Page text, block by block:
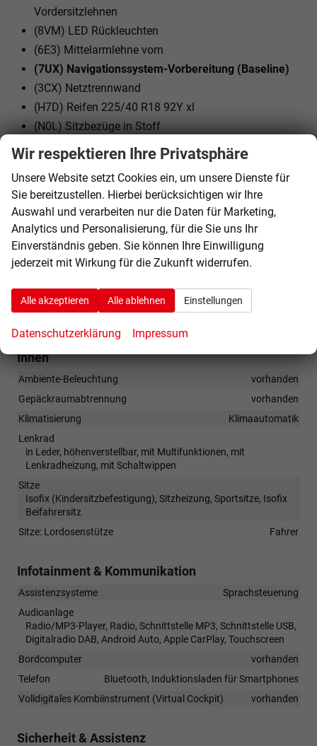
Vordersitzlehnen
(8VM) LED Rückleuchten
(6E3) Mittelarmlehne vorn
(7UX) Navigationssystem-Vorbereitung (Baseline)
(3CX) Netztrennwand
(H7D) Reifen 225/40 R18 92Y xl
(N0L) Sitzbezüge in Stoff
(QH1) Sprachsteuerung
(6I1) Spurhalteassistent
(9I5) Tagesfahrlicht mit Assistenzfahrlicht und
Coming- / Leaving home Funktion
(3GN) Variables Ladebodenkonzept
(4I7) Zentralverriegelung ""Keyless-Go"" ohne
Safesicherung
Alle Fotos können Beispielbilder sein und
aufpreispflichtige Extras enthalten. Die genaue
Ausstattung entnehmen Sie bitte dem Beschreibungstext
Innen
Ambiente-Beleuchtung
vorhanden
Gepäckraumabtrennung
vorhanden
Klimatisierung
Klimaautomatik
Lenkrad
in Leder, höhenverstellbar, mit Multifunktionen, mit
Lenkradheizung, mit Schaltwippen
Sitze
Isofix (Kindersitzbefestigung), Sitzheizung, Sportsitze, Isofix
Beifahrersitz
Sitze: Lordosenstütze
Fahrer
Infotainment & Kommunikation
Assistenzsysteme
Sprachsteuerung
Audioanlage
Radio/MP3-Player, Radio, Schnittstelle MP3, Schnittstelle USB,
Digitalradio DAB, Android Auto, Apple CarPlay, Touchscreen
Bordcomputer
vorhanden
Telefon
Bluetooth, Induktionsladen für Smartphones
Volldigitales Kombiinstrument (Virtual Cockpit)
vorhanden
Sicherheit & Assistenz
Wir respektieren Ihre Privatsphäre
Unsere Website setzt Cookies ein, um unsere Dienste für
Sie bereitzustellen. Hierbei berücksichtigen wir Ihre
Auswahl und verarbeiten nur die Daten für Marketing,
Analytics und Personalisierung, für die Sie uns Ihr
Einverständnis geben. Sie können Ihre Einwilligung
jederzeit mit Wirkung für die Zukunft widerrufen.
Alle akzeptieren Alle ablehnen Einstellungen
Datenschutzerklärung Impressum